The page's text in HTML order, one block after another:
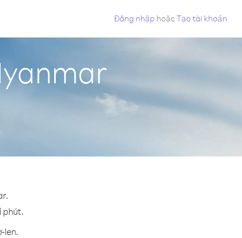
Đăng nhập hoặcTạo tài khoản
phút.
len.